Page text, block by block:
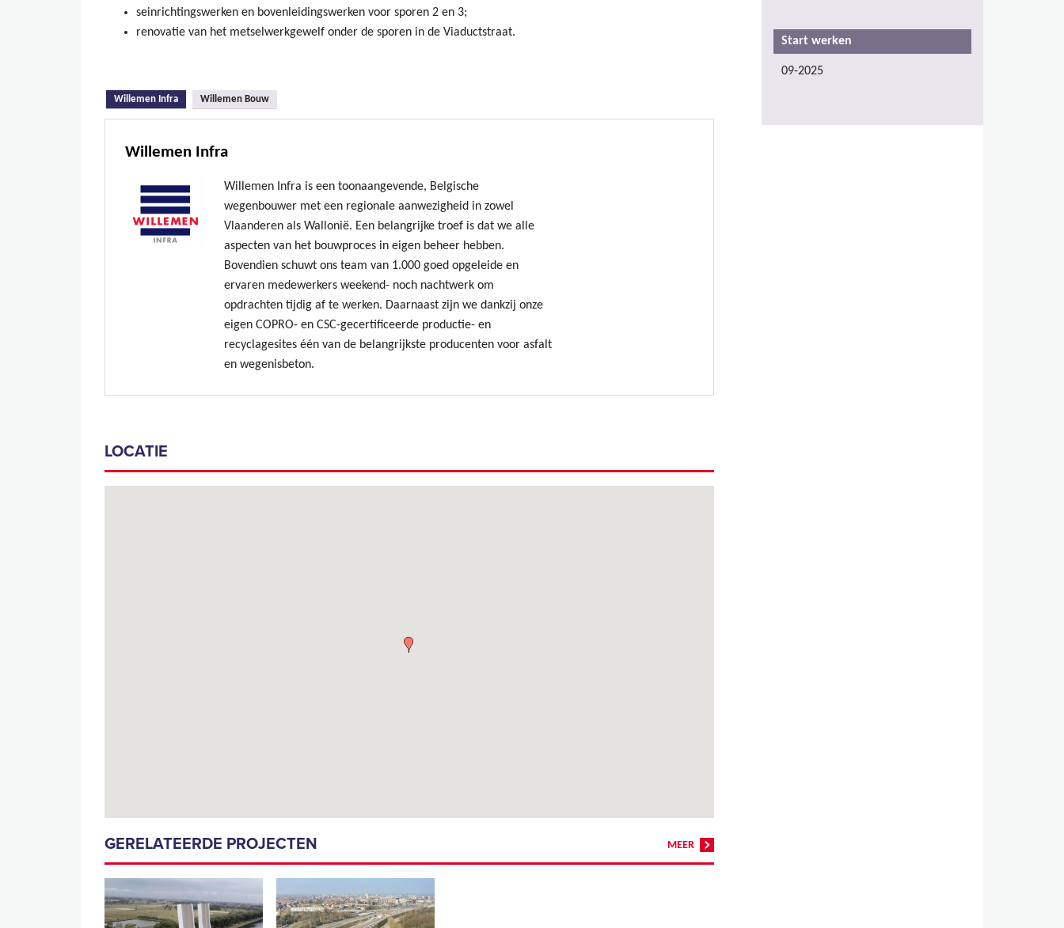
seinrichtingswerken en bovenleidingswerken voor sporen 2 en 3;
renovatie van het metselwerkgewelf onder de sporen in de Viaductstraat.
Willemen Infra (actieve tabblad)
Willemen Bouw
Willemen Infra
Willemen Infra is een toonaangevende, Belgische
wegenbouwer met een regionale aanwezigheid in zowel
Vlaanderen als Wallonië. Een belangrijke troef is dat we alle
aspecten van het bouwproces in eigen beheer hebben.
Bovendien schuwt ons team van 1.000 goed opgeleide en
ervaren medewerkers weekend- noch nachtwerk om
opdrachten tijdig af te werken. Daarnaast zijn we dankzij onze
eigen COPRO- en CSC-gecertificeerde productie- en
recyclagesites één van de belangrijkste producenten voor asfalt
en wegenisbeton.
LOCATIE
GERELATEERDE PROJECTEN MEER
Start werken
09-2025